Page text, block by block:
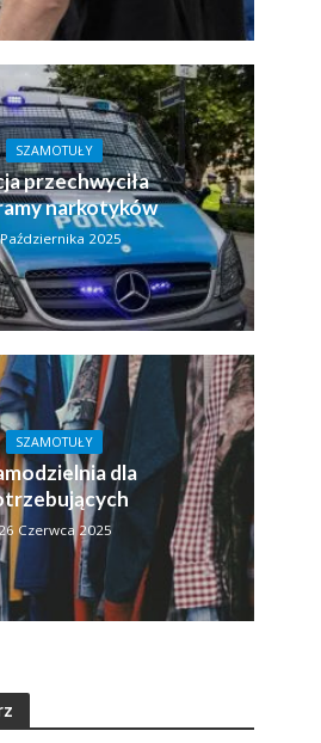
SZAMOTUŁY
przechwyciła
narkotyków
2025
SZAMOTUŁY
dla
Czerwca 2025